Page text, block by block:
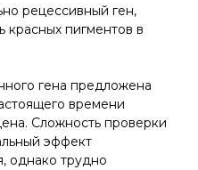
рецессивный ген,
красных пигментов в
гена предложена
времени
Сложность проверки
эффект
однако трудно